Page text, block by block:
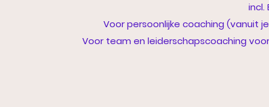
incl.
Voor persoonlijke coaching (vanuit
Voor team en leiderschapscoaching